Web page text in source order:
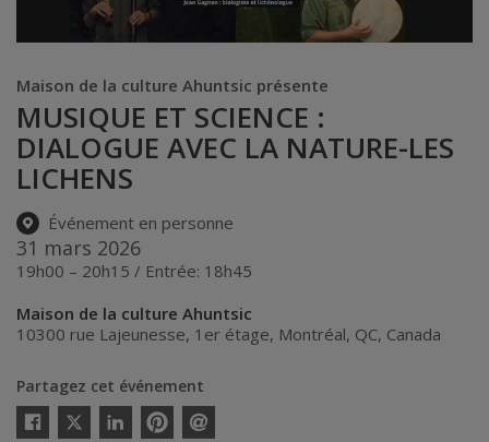
Maison de la culture Ahuntsic présente
MUSIQUE ET SCIENCE :
DIALOGUE AVEC LA NATURE-LES
LICHENS
Événement en personne
31 mars 2026
19h00 – 20h15 / Entrée: 18h45
Maison de la culture Ahuntsic
10300 rue Lajeunesse, 1er étage, Montréal, QC, Canada
Partagez cet événement
Twitter